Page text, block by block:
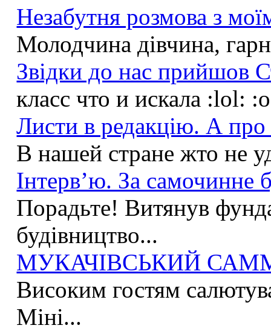
Незабутня розмова з
Молодчина дівчина,
Звідки до нас прийшов
класс что и искала :lol:
Листи в редакцію. А
В нашей стране жто не
Інтерв’ю. За самочинне
Порадьте! Витянув
будівництво...
МУКАЧІВСЬКИЙ
Високим гостям
Міні...